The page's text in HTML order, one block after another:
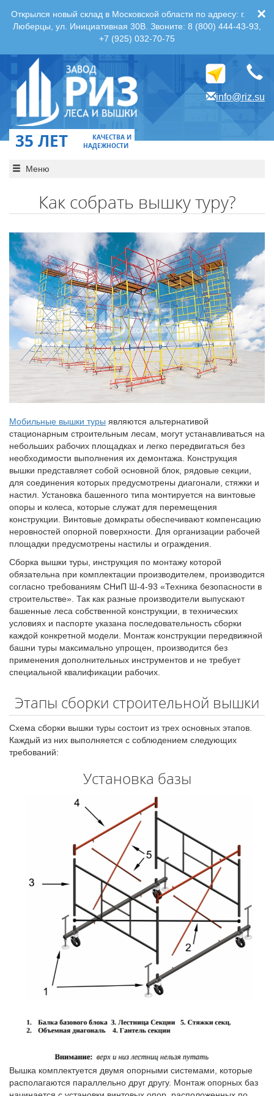
×
Открылся новый склад в Московской области по адресу: г.
Люберцы, ул. Инициативная 30В. Звоните: 8 (800) 444-43-93,
+7 (925) 032-70-75
info@riz.su
35 ЛЕТ
КАЧЕСТВА И
НАДЕЖНОСТИ
Меню
Как собрать вышку туру?
Мобильные вышки туры являются альтернативой
стационарным строительным лесам, могут устанавливаться на
небольших рабочих площадках и легко передвигаться без
необходимости выполнения их демонтажа. Конструкция
вышки представляет собой основной блок, рядовые секции,
для соединения которых предусмотрены диагонали, стяжки и
настил. Установка башенного типа монтируется на винтовые
опоры и колеса, которые служат для перемещения
конструкции. Винтовые домкраты обеспечивают компенсацию
неровностей опорной поверхности. Для организации рабочей
площадки предусмотрены настилы и ограждения.
Сборка вышки туры, инструкция по монтажу которой
обязательна при комплектации производителем, производится
согласно требованиям СНиП Ш-4-93 «Техника безопасности в
строительстве». Так как разные производители выпускают
башенные леса собственной конструкции, в технических
условиях и паспорте указана последовательность сборки
каждой конкретной модели. Монтаж конструкции передвижной
башни туры максимально упрощен, производится без
применения дополнительных инструментов и не требует
специальной квалификации рабочих.
Этапы сборки строительной вышки
Схема сборки вышки туры состоит из трех основных этапов.
Каждый из них выполняется с соблюдением следующих
требований:
Установка базы
Вышка комплектуется двумя опорными системами, которые
располагаются параллельно друг другу. Монтаж опорных баз